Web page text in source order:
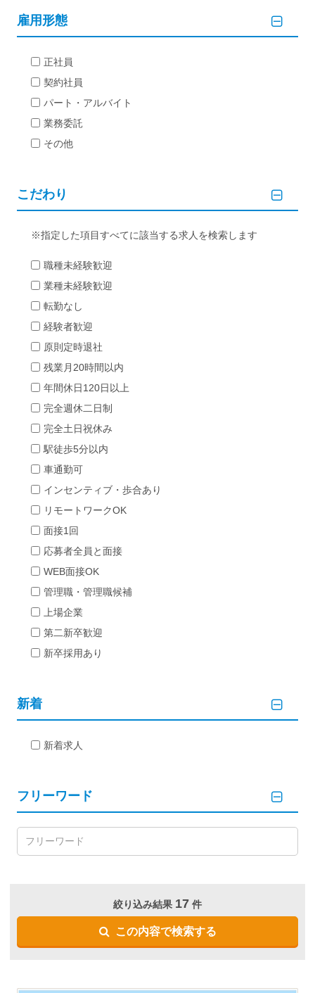
雇用形態
正社員
契約社員
パート・アルバイト
業務委託
その他
こだわり
指定した項目すべてに該当する求人を検索します
職種未経験歓迎
業種未経験歓迎
転勤なし
経験者歓迎
原則定時退社
残業月20時間以内
年間休日120日以上
完全週休二日制
完全土日祝休み
駅徒歩5分以内
車通勤可
インセンティブ・歩合あり
リモートワークOK
面接1回
応募者全員と面接
WEB面接OK
管理職・管理職候補
上場企業
第二新卒歓迎
新卒採用あり
新着
新着求人
フリーワード
絞り込み結果 17 件
この内容で検索する